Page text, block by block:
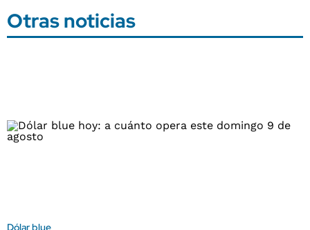
Otras noticias
Dólar blue